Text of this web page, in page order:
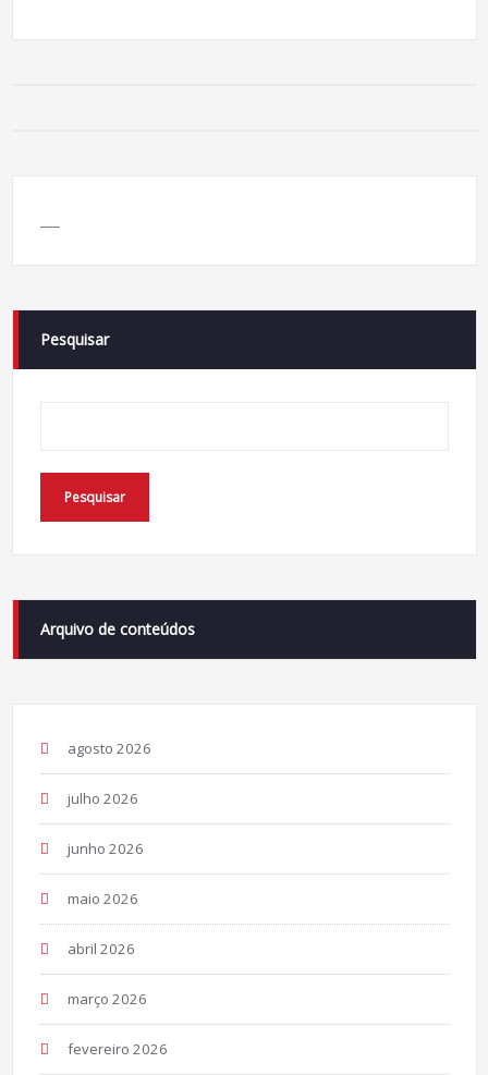
Pesquisar
Pesquisar
Arquivo de conteúdos
agosto 2026
julho 2026
junho 2026
maio 2026
abril 2026
março 2026
fevereiro 2026